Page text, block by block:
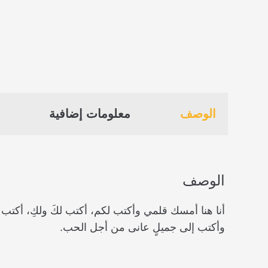
الوصف معلومات إضافية
الوصف
أنا هنا أمسك قلمي وأكتب لكم، أكتب لكَ ولكِ،
وأكتب إلى جميلٍ عانى من أجل الحب.